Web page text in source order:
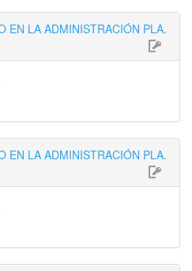
EN LA ADMINISTRACIÓN PLA.
EN LA ADMINISTRACIÓN PLA.